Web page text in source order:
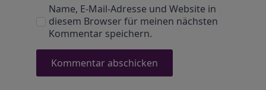
Name, E-Mail-Adresse und Website in
diesem Browser für meinen nächsten
Kommentar speichern.